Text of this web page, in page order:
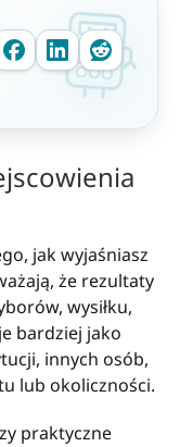
jak wyjaśniasz
że rezultaty
wysiłku,
bardziej jako
innych osób,
lub okoliczności.
praktyczne